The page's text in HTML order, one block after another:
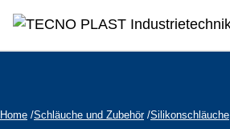
Skip to main content
Home Schläuche und Zubehör Silikonschläuche